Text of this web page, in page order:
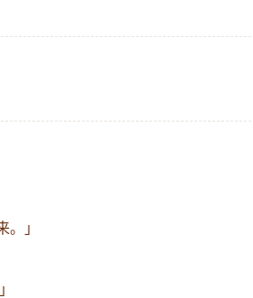
。」